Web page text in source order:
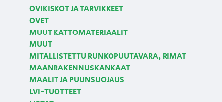
OVIKISKOT JA TARVIKKEET
OVET
MUUT KATTOMATERIAALIT
MUUT
MITALLISTETTU RUNKOPUUTAVARA, RIMAT
MAANRAKENNUSKANKAAT
MAALIT JA PUUNSUOJAUS
LVI-TUOTTEET